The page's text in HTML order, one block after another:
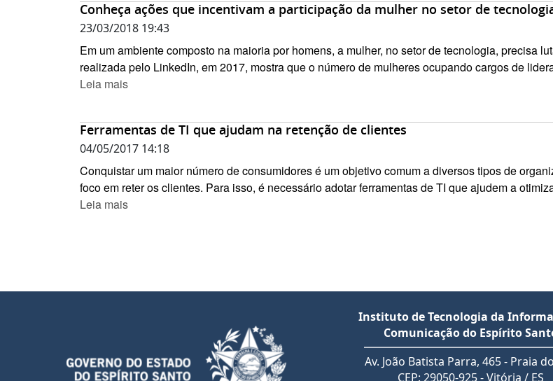
Conheça ações que incentivam a participação da mulher no setor de
23/03/2018 19:43
Em um ambiente composto na maioria por homens, a mulher, no setor de tecnologia, precisa
realizada pelo LinkedIn, em 2017, mostra que o número de mulheres ocupando cargos de
Leia mais
Ferramentas de TI que ajudam na retenção de clientes
04/05/2017 14:18
Conquistar um maior número de consumidores é um objetivo comum a diversos tipos de
foco em reter os clientes. Para isso, é necessário adotar ferramentas de TI que ajudem a
Leia mais
Instituto de Tecnologia da
Comunicação do Espírito
Av. João Batista Parra, 465 - Praia
CEP: 29050-925 - Vitória / ES